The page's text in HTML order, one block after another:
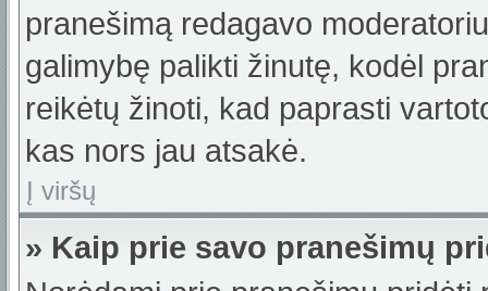
pranešimą redagavo
galimybę palikti žinutę, kodėl
reikėtų žinoti, kad paprasti
kas nors jau atsakė.
Į viršų
» Kaip prie savo pranešimų